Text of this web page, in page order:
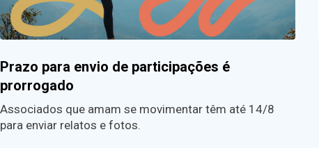
Prazo para envio de participações é
prorrogado
Associados que amam se movimentar têm até 14/8
para enviar relatos e fotos.